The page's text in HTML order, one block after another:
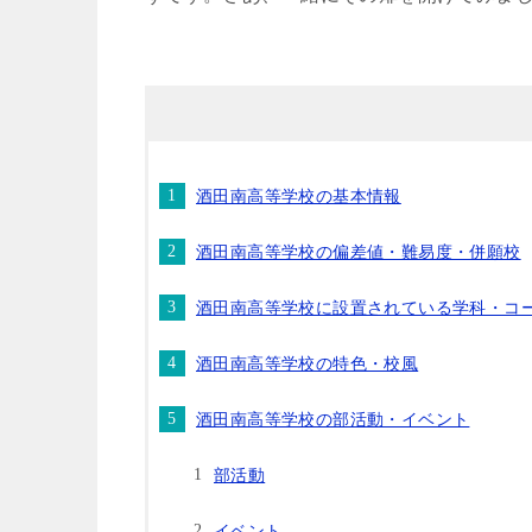
酒田南高等学校の基本情報
酒田南高等学校の偏差値・難易度・併願校
酒田南高等学校に設置されている学科・コ
酒田南高等学校の特色・校風
酒田南高等学校の部活動・イベント
部活動